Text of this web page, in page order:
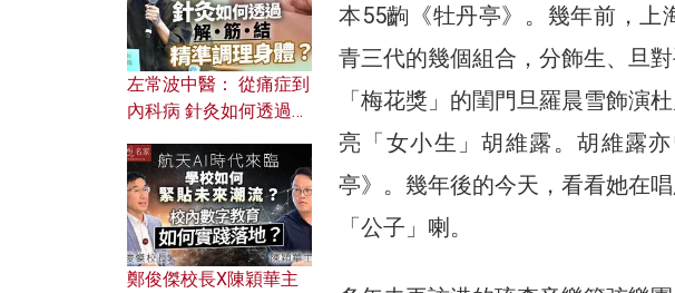
本55齣《牡丹亭》。幾年前，上
青三代的幾個組合，分飾生、旦
「梅花獎」的閨門旦羅晨雪飾演
亮「女小生」胡維露。胡維露
亭》。幾年後的今天，看看她在
「公子」喇。
左常波中醫： 從痛症到
內科病 針灸如何透過解
鄭俊傑校長X陳穎華主